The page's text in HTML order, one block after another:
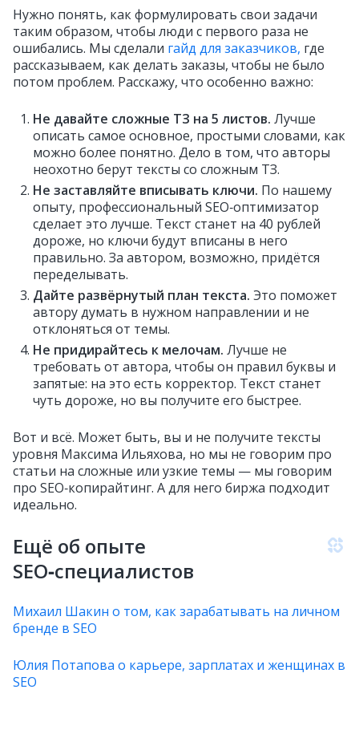
Нужно понять, как формулировать свои задачи
таким образом, чтобы люди с первого раза не
ошибались. Мы сделали гайд для заказчиков, где
рассказываем, как делать заказы, чтобы не было
потом проблем. Расскажу, что особенно важно:
Не давайте сложные ТЗ на 5 листов. Лучше
описать самое основное, простыми словами, как
можно более понятно. Дело в том, что авторы
неохотно берут тексты со сложным ТЗ.
Не заставляйте вписывать ключи. По нашему
опыту, профессиональный SEO‑оптимизатор
сделает это лучше. Текст станет на 40 рублей
дороже, но ключи будут вписаны в него
правильно. За автором, возможно, придётся
переделывать.
Дайте развёрнутый план текста. Это поможет
автору думать в нужном направлении и не
отклоняться от темы.
Не придирайтесь к мелочам. Лучше не
требовать от автора, чтобы он правил буквы и
запятые: на это есть корректор. Текст станет
чуть дороже, но вы получите его быстрее.
Вот и всё. Может быть, вы и не получите тексты
уровня Максима Ильяхова, но мы не говорим про
статьи на сложные или узкие темы — мы говорим
про SEO‑копирайтинг. А для него биржа подходит
идеально.
Ещё об опыте
SEO‑специалистов
Михаил Шакин о том, как зарабатывать на личном
бренде в SEO
Юлия Потапова о карьере, зарплатах и женщинах в
SEO